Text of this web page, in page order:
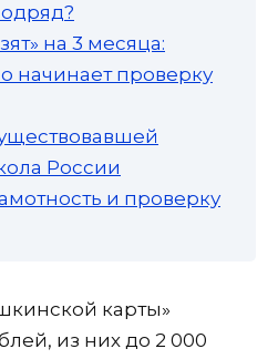
на 3 месяца:
начинает проверку
России
и проверку
карты»
из них до 2 000